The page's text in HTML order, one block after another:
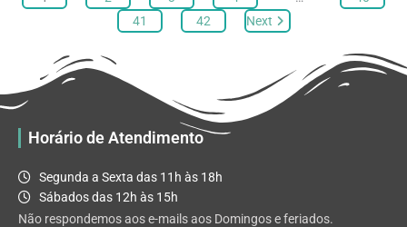
opções
escolhidas
página
41
42 Next
Horário de Atendimento
Segunda a Sexta das 11h às 18h
Sábados das 12h às 15h
Não respondemos aos e-mails aos Domingos e feriados.